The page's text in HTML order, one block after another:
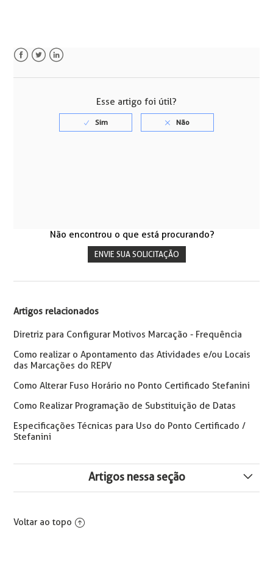
Esse artigo foi útil?
Não encontrou o que está procurando?
ENVIE SUA SOLICITAÇÃO
Artigos relacionados
Diretriz para Configurar Motivos Marcação - Frequência
Como realizar o Apontamento das Atividades e/ou Locais
das Marcações do REPV
Como Alterar Fuso Horário no Ponto Certificado Stefanini
Como Realizar Programação de Substituição de Datas
Especificações Técnicas para Uso do Ponto Certificado /
Stefanini
Artigos nessa seção
continuar!
Voltar ao topo